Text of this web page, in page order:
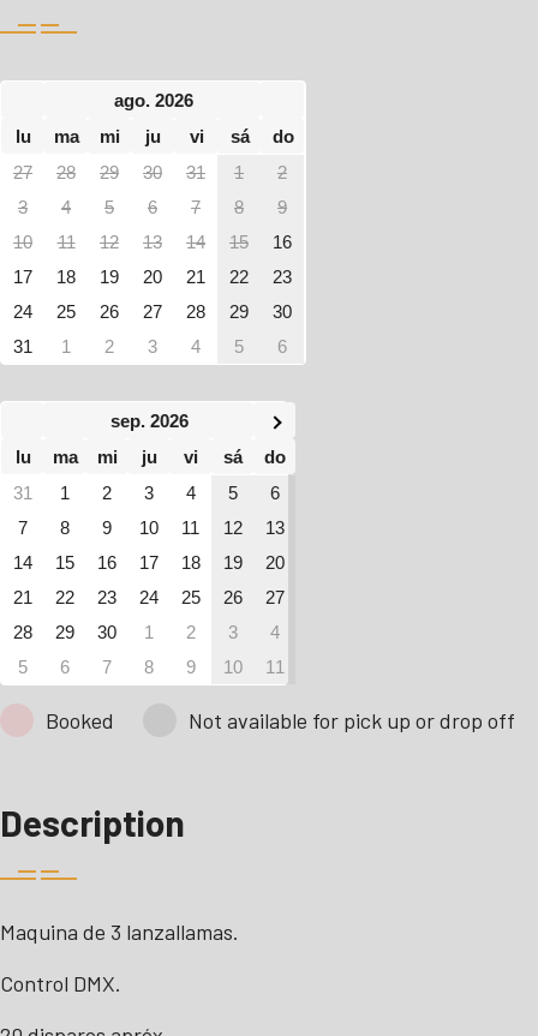
ago. 2026
lu
ma mi ju vi sá
do
27
28 29 30 31 1
2
3
4 5 6 7 8
9
10
11 12 13 14 15
16
17
18 19 20 21 22
23
24
25 26 27 28 29
30
31
1 2 3 4 5 6
sep. 2026
lu
ma mi ju vi sá
do
31
1 2 3 4 5
6
7
8 9 10 11 12
13
14
15 16 17 18 19
20
21
22 23 24 25 26
27
28
29 30 1 2 3
4
5
6 7 8 9 10 11
Booked Not available for pick up or drop off
Description
Maquina de 3 lanzallamas.
Control DMX.